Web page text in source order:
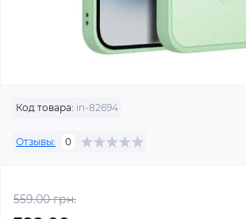
Код товара: in-82694
Отзывы: 0
559.00 грн.